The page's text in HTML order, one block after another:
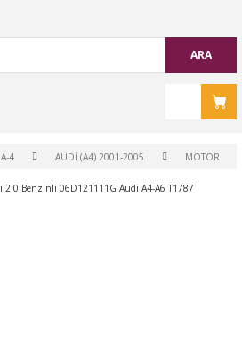
ARA
A-4 AUDİ (A4) 2001-2005 MOTOR